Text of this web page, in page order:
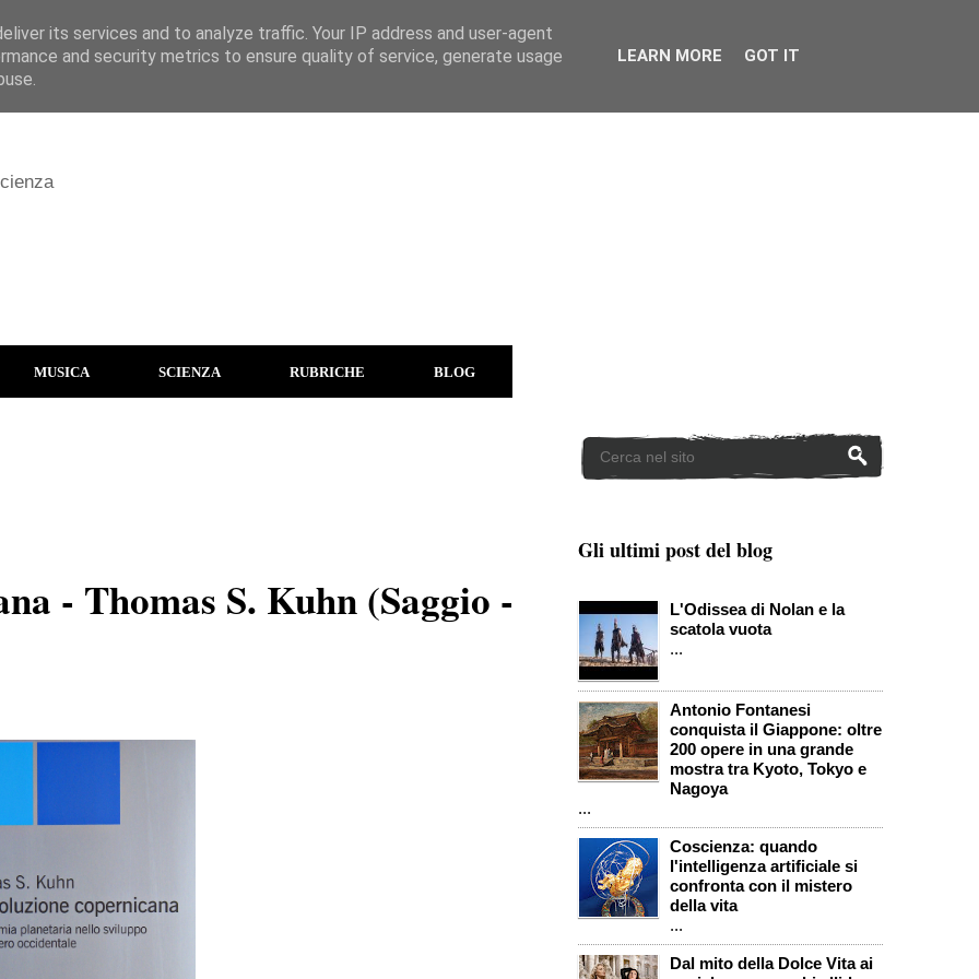
MUSICA SCIENZA RUBRICHE BLOG
- Thomas S. Kuhn (Saggio -
Gli ultimi post del blog
L'Odissea di Nolan e la
scatola vuota
...
Antonio Fontanesi
conquista il Giappone: oltre
200 opere in una grande
mostra tra Kyoto, Tokyo e
Nagoya
...
Coscienza: quando
l'intelligenza artificiale si
confronta con il mistero
della vita
...
Dal mito della Dolce Vita ai
its services and to analyze traffic. Your IP address and user-agent
and security metrics to ensure quality of service, generate usage
LEARN MORE GOT IT